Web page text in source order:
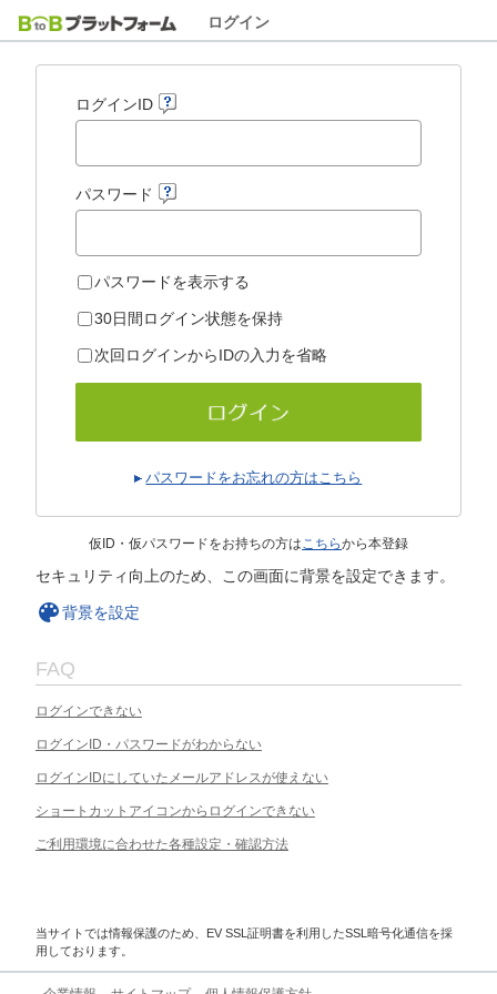
ログイン
ログインID
パスワード
パスワードを表示する
30日間ログイン状態を保持
次回ログインからIDの入力を省略
パスワードをお忘れの方はこちら
仮ID・仮パスワードをお持ちの方はこちらから本登録
セキュリティ向上のため、この画面に背景を設定できます。
背景を設定
FAQ
ログインできない
ログインID・パスワードがわからない
ログインIDにしていたメールアドレスが使えない
ショートカットアイコンからログインできない
ご利用環境に合わせた各種設定・確認方法
当サイトでは情報保護のため、EV SSL証明書を利用したSSL暗号化通信を採
用しております。